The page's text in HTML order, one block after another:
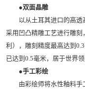
●双面晶雕
以从土耳其进口的高透
采用凹凸精雕工艺进行雕
利），雕刻精度最高达到
已达到0.5毫米，居于世界领
●手工彩绘
由彩绘师将水性釉料手